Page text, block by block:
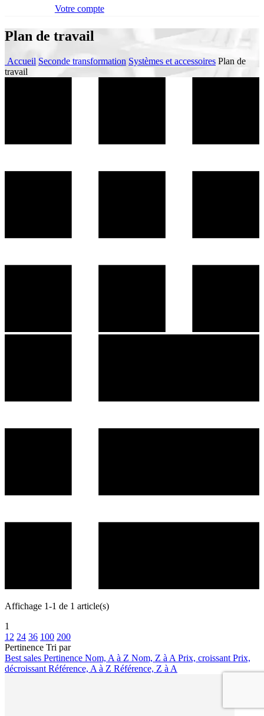
Votre compte
Plan de travail
Accueil Seconde transformation Systèmes et accessoires Plan de
travail
Affichage 1-1 de 1 article(s)
1
12 24 36 100 200
Pertinence Tri par
Best sales Pertinence Nom, A à Z Nom, Z à A Prix, croissant Prix,
décroissant Référence, A à Z Référence, Z à A